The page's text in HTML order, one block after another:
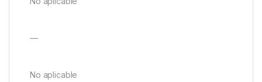
—
No aplicable